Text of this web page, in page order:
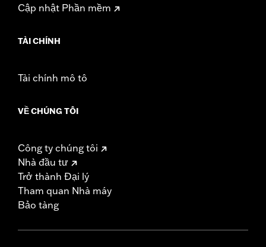
Cập nhật Phần mềm
TÀI CHÍNH
Tài chính mô tô
VỀ CHÚNG TÔI
Công ty chúng tôi
Nhà đầu tư
Trở thành Đại lý
Tham quan Nhà máy
Bảo tàng